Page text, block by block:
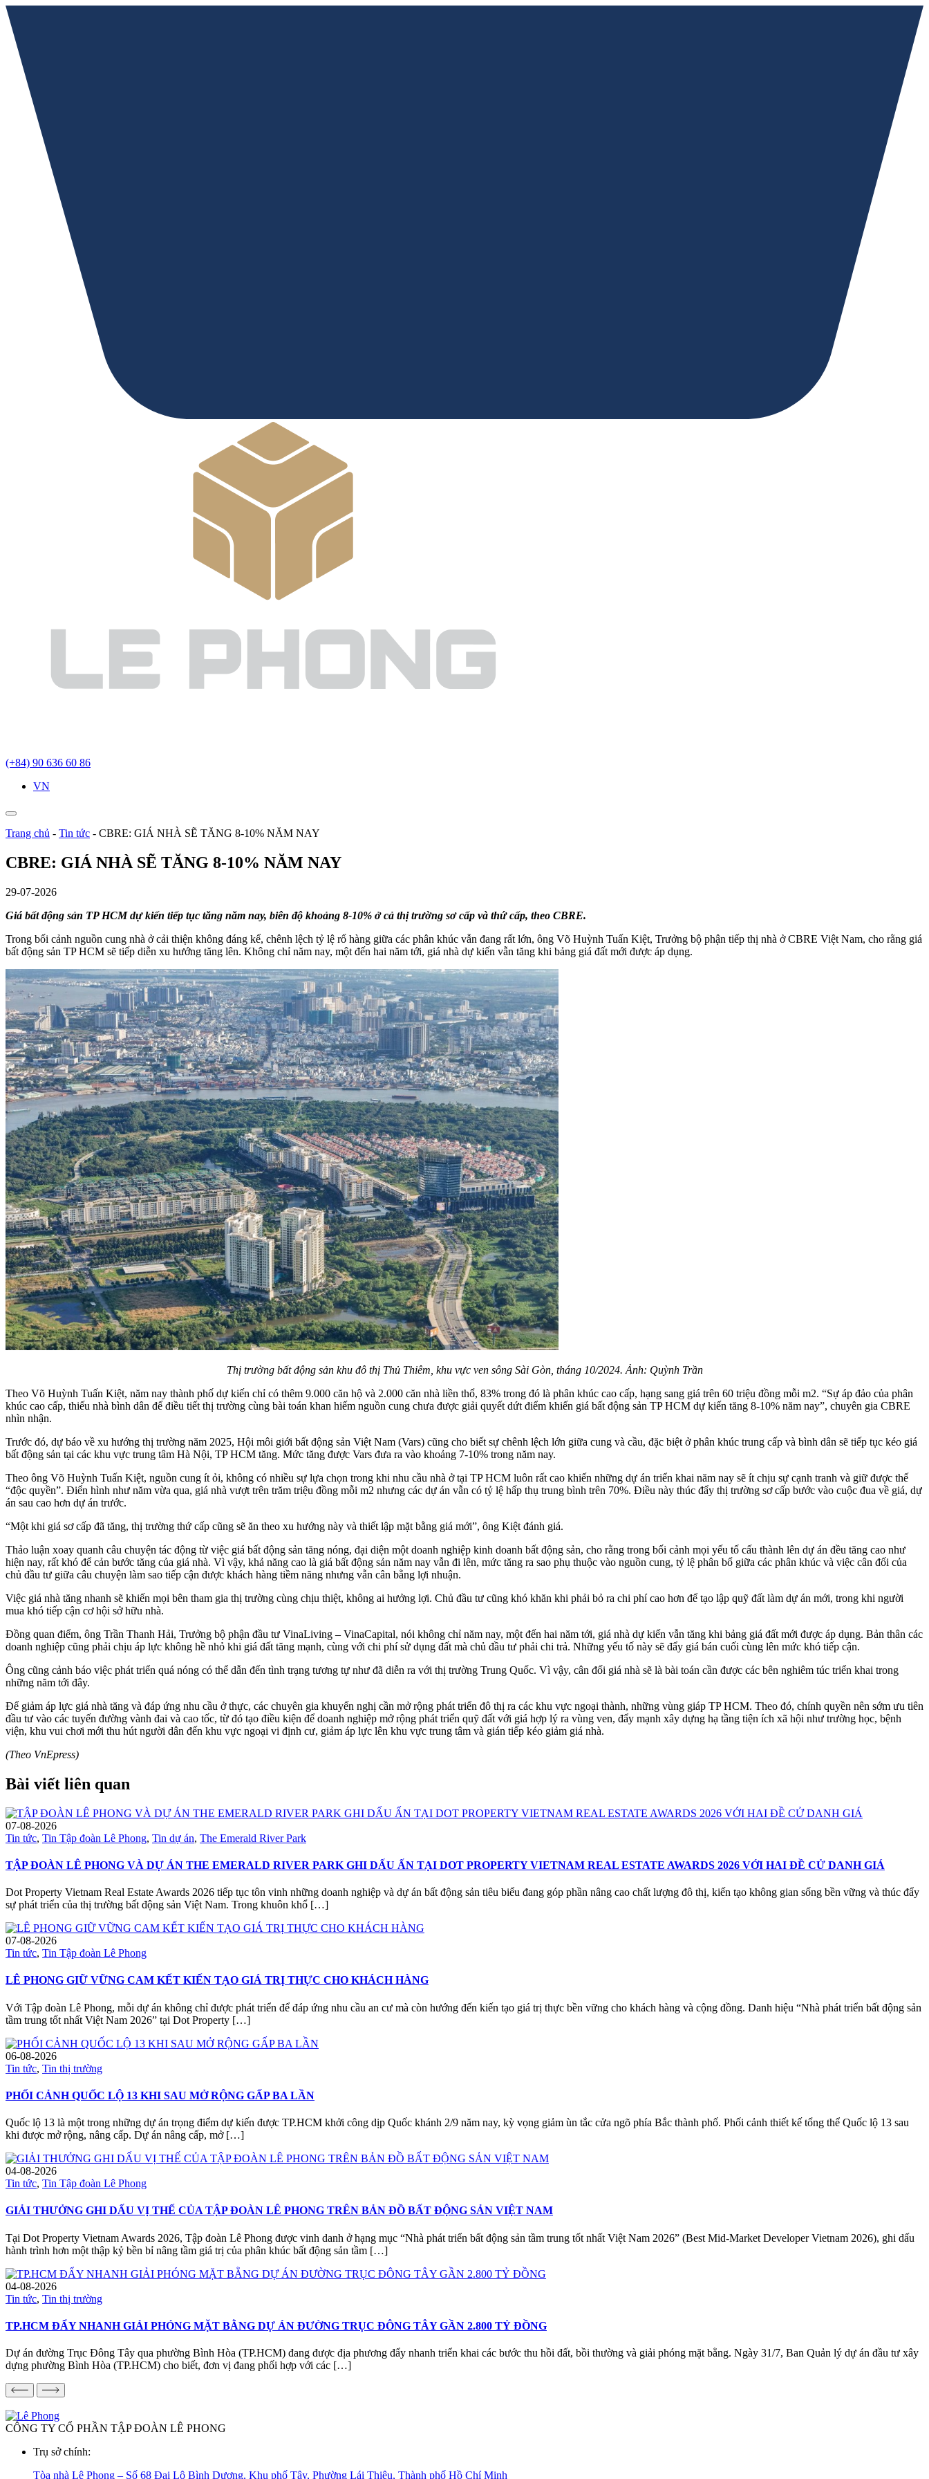
(+84) 90 636 60 86
VN
Trang chủ - Tin tức - CBRE: GIÁ NHÀ SẼ TĂNG 8-10% NĂM NAY
CBRE: GIÁ NHÀ SẼ TĂNG 8-10% NĂM NAY
29-07-2026
Giá bất động sản TP HCM dự kiến tiếp tục tăng năm nay, biên độ khoảng 8-10% ở cả thị trường sơ cấp và thứ cấp, theo CBRE.
Trong bối cảnh nguồn cung nhà ở cải thiện không đáng kể, chênh lệch tỷ lệ rổ hàng giữa các phân khúc vẫn đang rất lớn, ông Võ Huỳnh Tuấn Kiệt, Trưởng bộ phận tiếp thị nhà ở CBRE Việt Nam, cho rằng giá
bất động sản TP HCM sẽ tiếp diễn xu hướng tăng lên. Không chỉ năm nay, một đến hai năm tới, giá nhà dự kiến vẫn tăng khi bảng giá đất mới được áp dụng.
Thị trường bất động sản khu đô thị Thủ Thiêm, khu vực ven sông Sài Gòn, tháng 10/2024. Ảnh: Quỳnh Trần
Theo Võ Huỳnh Tuấn Kiệt, năm nay thành phố dự kiến chỉ có thêm 9.000 căn hộ và 2.000 căn nhà liền thổ, 83% trong đó là phân khúc cao cấp, hạng sang giá trên 60 triệu đồng mỗi m2. “Sự áp đảo của phân
khúc cao cấp, thiếu nhà bình dân để điều tiết thị trường cùng bài toán khan hiếm nguồn cung chưa được giải quyết dứt điểm khiến giá bất động sản TP HCM dự kiến tăng 8-10% năm nay”, chuyên gia CBRE
nhìn nhận.
Trước đó, dự báo về xu hướng thị trường năm 2025, Hội môi giới bất động sản Việt Nam (Vars) cũng cho biết sự chênh lệch lớn giữa cung và cầu, đặc biệt ở phân khúc trung cấp và bình dân sẽ tiếp tục kéo giá
bất động sản tại các khu vực trung tâm Hà Nội, TP HCM tăng. Mức tăng được Vars đưa ra vào khoảng 7-10% trong năm nay.
Theo ông Võ Huỳnh Tuấn Kiệt, nguồn cung ít ỏi, không có nhiều sự lựa chọn trong khi nhu cầu nhà ở tại TP HCM luôn rất cao khiến những dự án triển khai năm nay sẽ ít chịu sự cạnh tranh và giữ được thế
“độc quyền”. Điển hình như năm vừa qua, giá nhà vượt trên trăm triệu đồng mỗi m2 nhưng các dự án vẫn có tỷ lệ hấp thụ trung bình trên 70%. Điều này thúc đẩy thị trường sơ cấp bước vào cuộc đua về giá, dự
án sau cao hơn dự án trước.
“Một khi giá sơ cấp đã tăng, thị trường thứ cấp cũng sẽ ăn theo xu hướng này và thiết lập mặt bằng giá mới”, ông Kiệt đánh giá.
Thảo luận xoay quanh câu chuyện tác động từ việc giá bất động sản tăng nóng, đại diện một doanh nghiệp kinh doanh bất động sản, cho rằng trong bối cảnh mọi yếu tố cấu thành lên dự án đều tăng cao như
hiện nay, rất khó để cản bước tăng của giá nhà. Vì vậy, khả năng cao là giá bất động sản năm nay vẫn đi lên, mức tăng ra sao phụ thuộc vào nguồn cung, tỷ lệ phân bổ giữa các phân khúc và việc cân đối của
chủ đầu tư giữa câu chuyện làm sao tiếp cận được khách hàng tiềm năng nhưng vẫn cân bằng lợi nhuận.
Việc giá nhà tăng nhanh sẽ khiến mọi bên tham gia thị trường cùng chịu thiệt, không ai hưởng lợi. Chủ đầu tư cũng khó khăn khi phải bỏ ra chi phí cao hơn để tạo lập quỹ đất làm dự án mới, trong khi người
mua khó tiếp cận cơ hội sở hữu nhà.
Đồng quan điểm, ông Trần Thanh Hải, Trưởng bộ phận đầu tư VinaLiving – VinaCapital, nói không chỉ năm nay, một đến hai năm tới, giá nhà dự kiến vẫn tăng khi bảng giá đất mới được áp dụng. Bản thân các
doanh nghiệp cũng phải chịu áp lực không hề nhỏ khi giá đất tăng mạnh, cùng với chi phí sử dụng đất mà chủ đầu tư phải chi trả. Những yếu tố này sẽ đẩy giá bán cuối cùng lên mức khó tiếp cận.
Ông cũng cảnh báo việc phát triển quá nóng có thể dẫn đến tình trạng tương tự như đã diễn ra với thị trường Trung Quốc. Vì vậy, cân đối giá nhà sẽ là bài toán cần được các bên nghiêm túc triển khai trong
những năm tới đây.
Để giảm áp lực giá nhà tăng và đáp ứng nhu cầu ở thực, các chuyên gia khuyến nghị cần mở rộng phát triển đô thị ra các khu vực ngoại thành, những vùng giáp TP HCM. Theo đó, chính quyền nên sớm ưu tiên
đầu tư vào các tuyến đường vành đai và cao tốc, từ đó tạo điều kiện để doanh nghiệp mở rộng phát triển quỹ đất với giá hợp lý ra vùng ven, đẩy mạnh xây dựng hạ tầng tiện ích xã hội như trường học, bệnh
viện, khu vui chơi mới thu hút người dân đến khu vực ngoại vi định cư, giảm áp lực lên khu vực trung tâm và gián tiếp kéo giảm giá nhà.
(Theo VnEpress)
Bài viết liên quan
07-08-2026
Tin tức, Tin Tập đoàn Lê Phong, Tin dự án, The Emerald River Park
TẬP ĐOÀN LÊ PHONG VÀ DỰ ÁN THE EMERALD RIVER PARK GHI DẤU ẤN TẠI DOT PROPERTY VIETNAM REAL ESTATE AWARDS 2026 VỚI HAI ĐỀ CỬ DANH GIÁ
Dot Property Vietnam Real Estate Awards 2026 tiếp tục tôn vinh những doanh nghiệp và dự án bất động sản tiêu biểu đang góp phần nâng cao chất lượng đô thị, kiến tạo không gian sống bền vững và thúc đẩy
sự phát triển của thị trường bất động sản Việt Nam. Trong khuôn khổ […]
07-08-2026
Tin tức, Tin Tập đoàn Lê Phong
LÊ PHONG GIỮ VỮNG CAM KẾT KIẾN TẠO GIÁ TRỊ THỰC CHO KHÁCH HÀNG
Với Tập đoàn Lê Phong, mỗi dự án không chỉ được phát triển để đáp ứng nhu cầu an cư mà còn hướng đến kiến tạo giá trị thực bền vững cho khách hàng và cộng đồng. Danh hiệu “Nhà phát triển bất động sản
tầm trung tốt nhất Việt Nam 2026” tại Dot Property […]
06-08-2026
Tin tức, Tin thị trường
PHỐI CẢNH QUỐC LỘ 13 KHI SAU MỞ RỘNG GẤP BA LẦN
Quốc lộ 13 là một trong những dự án trọng điểm dự kiến được TP.HCM khởi công dịp Quốc khánh 2/9 năm nay, kỳ vọng giảm ùn tắc cửa ngõ phía Bắc thành phố. Phối cảnh thiết kế tổng thể Quốc lộ 13 sau
khi được mở rộng, nâng cấp. Dự án nâng cấp, mở […]
04-08-2026
Tin tức, Tin Tập đoàn Lê Phong
GIẢI THƯỞNG GHI DẤU VỊ THẾ CỦA TẬP ĐOÀN LÊ PHONG TRÊN BẢN ĐỒ BẤT ĐỘNG SẢN VIỆT NAM
Tại Dot Property Vietnam Awards 2026, Tập đoàn Lê Phong được vinh danh ở hạng mục “Nhà phát triển bất động sản tầm trung tốt nhất Việt Nam 2026” (Best Mid-Market Developer Vietnam 2026), ghi dấu
hành trình hơn một thập kỷ bền bỉ nâng tầm giá trị của phân khúc bất động sản tầm […]
04-08-2026
Tin tức, Tin thị trường
TP.HCM ĐẨY NHANH GIẢI PHÓNG MẶT BẰNG DỰ ÁN ĐƯỜNG TRỤC ĐÔNG TÂY GẦN 2.800 TỶ ĐỒNG
Dự án đường Trục Đông Tây qua phường Bình Hòa (TP.HCM) đang được địa phương đẩy nhanh triển khai các bước thu hồi đất, bồi thường và giải phóng mặt bằng. Ngày 31/7, Ban Quản lý dự án đầu tư xây
dựng phường Bình Hòa (TP.HCM) cho biết, đơn vị đang phối hợp với các […]
CÔNG TY CỔ PHẦN TẬP ĐOÀN LÊ PHONG
Trụ sở chính:
Tòa nhà Lê Phong – Số 68 Đại Lộ Bình Dương, Khu phố Tây, Phường Lái Thiêu, Thành phố Hồ Chí Minh